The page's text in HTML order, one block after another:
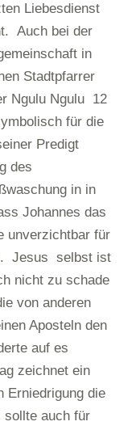
Liebesdienst
Auch bei der
in
Stadtpfarrer
Ngulu Ngulu 12
für die
Predigt
des
in in
Johannes das
unverzichtbar für
Jesus selbst ist
nicht zu schade
von anderen
Aposteln den
auf es
zeichnet ein
Erniedrigung die
sollte auch für